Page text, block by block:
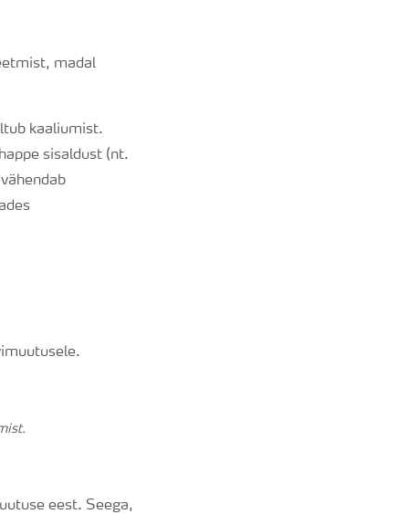
madal
kaaliumist.
sisaldust (nt.
eest. Seega,